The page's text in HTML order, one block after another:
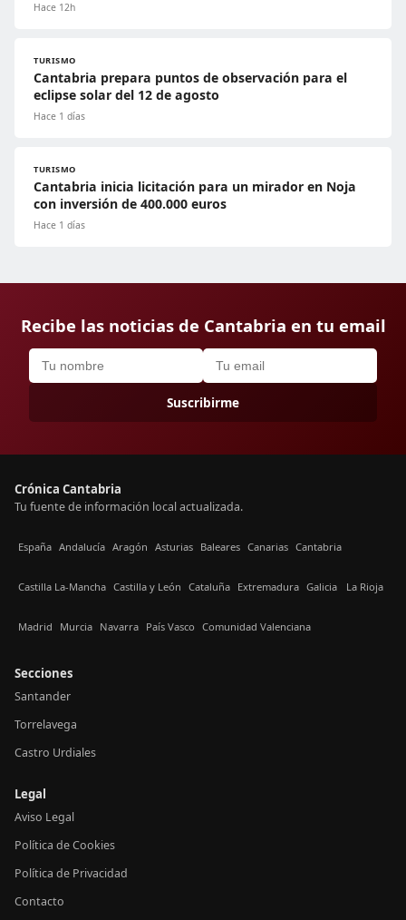
Hace 12h
TURISMO
Cantabria prepara puntos de observación para el
eclipse solar del 12 de agosto
Hace 1 días
TURISMO
Cantabria inicia licitación para un mirador en Noja
con inversión de 400.000 euros
Hace 1 días
Recibe las noticias de Cantabria en tu email
Suscribirme
Crónica Cantabria
Tu fuente de información local actualizada.
España Andalucía Aragón Asturias Baleares Canarias Cantabria
Castilla La-Mancha Castilla y León Cataluña Extremadura Galicia La Rioja
Madrid Murcia Navarra País Vasco Comunidad Valenciana
Secciones
Santander
Torrelavega
Castro Urdiales
Legal
Aviso Legal
Política de Cookies
Política de Privacidad
Contacto